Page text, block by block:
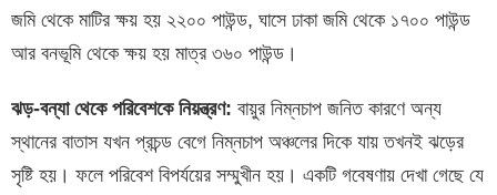
জমি থেকে মাটির ক্ষয় হয় ২২০০ পাউন্ড, ঘাসে ঢাকা জমি থেকে ১৭০০ পাউন্ড
আর বনভূমি থেকে ক্ষয় হয় মাত্র ৩৬০ পাউন্ড।
ঝড়-বন্যা থেকে পরিবেশকে নিয়ন্ত্রণ: বায়ুর নিম্নচাপ জনিত কারণে অন্য
স্থানের বাতাস যখন প্রচন্ড বেগে নিম্নচাপ অঞ্চলের দিকে যায় তখনই ঝড়ের
সৃষ্টি হয়। ফলে পরিবেশ বিপর্যয়ের সম্মুখীন হয়। একটি গবেষণায় দেখা গেছে যে